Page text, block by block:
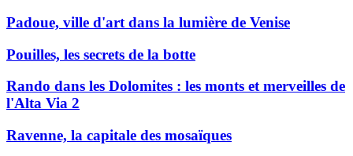
Padoue, ville d'art dans la lumière de Venise
Pouilles, les secrets de la botte
Rando dans les Dolomites : les monts et merveilles de
l'Alta Via 2
Ravenne, la capitale des mosaïques